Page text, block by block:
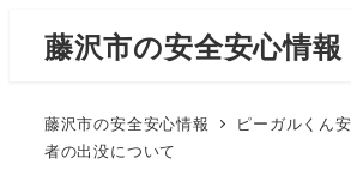
藤沢市の安全安心情報
藤沢市の安全安心情報 ピーガルくん
者の出没について